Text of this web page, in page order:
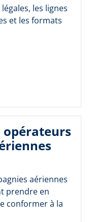
les lignes
et les formats
opérateurs
aériennes
prendre en
conformer à la